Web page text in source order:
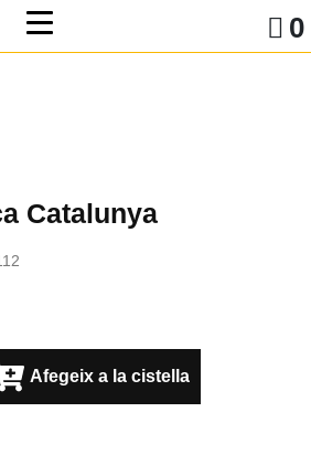
0
Catalunya
Afegeix a la cistella